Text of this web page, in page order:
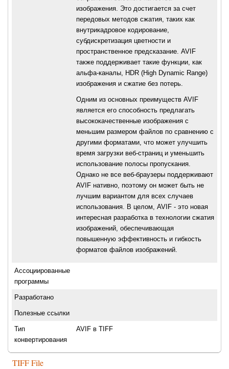
изображения. Это достигается за счет
передовых методов сжатия, таких как
внутрикадровое кодирование,
субдискретизация цветности и
пространственное предсказание. AVIF
также поддерживает такие функции, как
альфа-каналы, HDR (High Dynamic Range)
изображения и сжатие без потерь.
Одним из основных преимуществ AVIF
является его способность предлагать
высококачественные изображения с
меньшим размером файлов по сравнению с
другими форматами, что может улучшить
время загрузки веб-страниц и уменьшить
использование полосы пропускания.
Однако не все веб-браузеры поддерживают
AVIF нативно, поэтому он может быть не
лучшим вариантом для всех случаев
использования. В целом, AVIF - это новая
интересная разработка в технологии сжатия
изображений, обеспечивающая
повышенную эффективность и гибкость
форматов файлов изображений.
Ассоциированные
программы
Разработано
Полезные ссылки
Тип
конвертирования
AVIF в TIFF
TIFF File